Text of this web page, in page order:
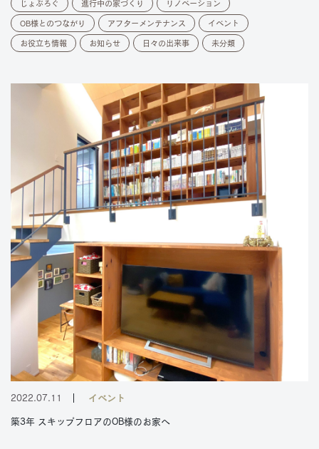
じょぶろぐ 進行中の家づくり リノベーション
OB様とのつながり アフターメンテナンス イベント
お役立ち情報 お知らせ 日々の出来事 未分類
2022.07.11 イベント
築3年 スキップフロアのOB様のお家へ